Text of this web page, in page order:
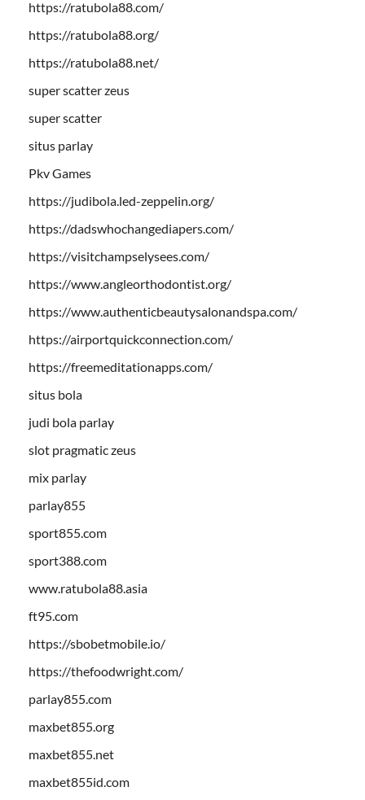
https://ratubola88.com/
https://ratubola88.org/
https://ratubola88.net/
super scatter zeus
super scatter
situs parlay
Pkv Games
https://judibola.led-zeppelin.org/
https://dadswhochangediapers.com/
https://visitchampselysees.com/
https://www.angleorthodontist.org/
https://www.authenticbeautysalonandspa.com/
https://airportquickconnection.com/
https://freemeditationapps.com/
situs bola
judi bola parlay
slot pragmatic zeus
mix parlay
parlay855
sport855.com
sport388.com
www.ratubola88.asia
ft95.com
https://sbobetmobile.io/
https://thefoodwright.com/
parlay855.com
maxbet855.org
maxbet855.net
maxbet855id.com